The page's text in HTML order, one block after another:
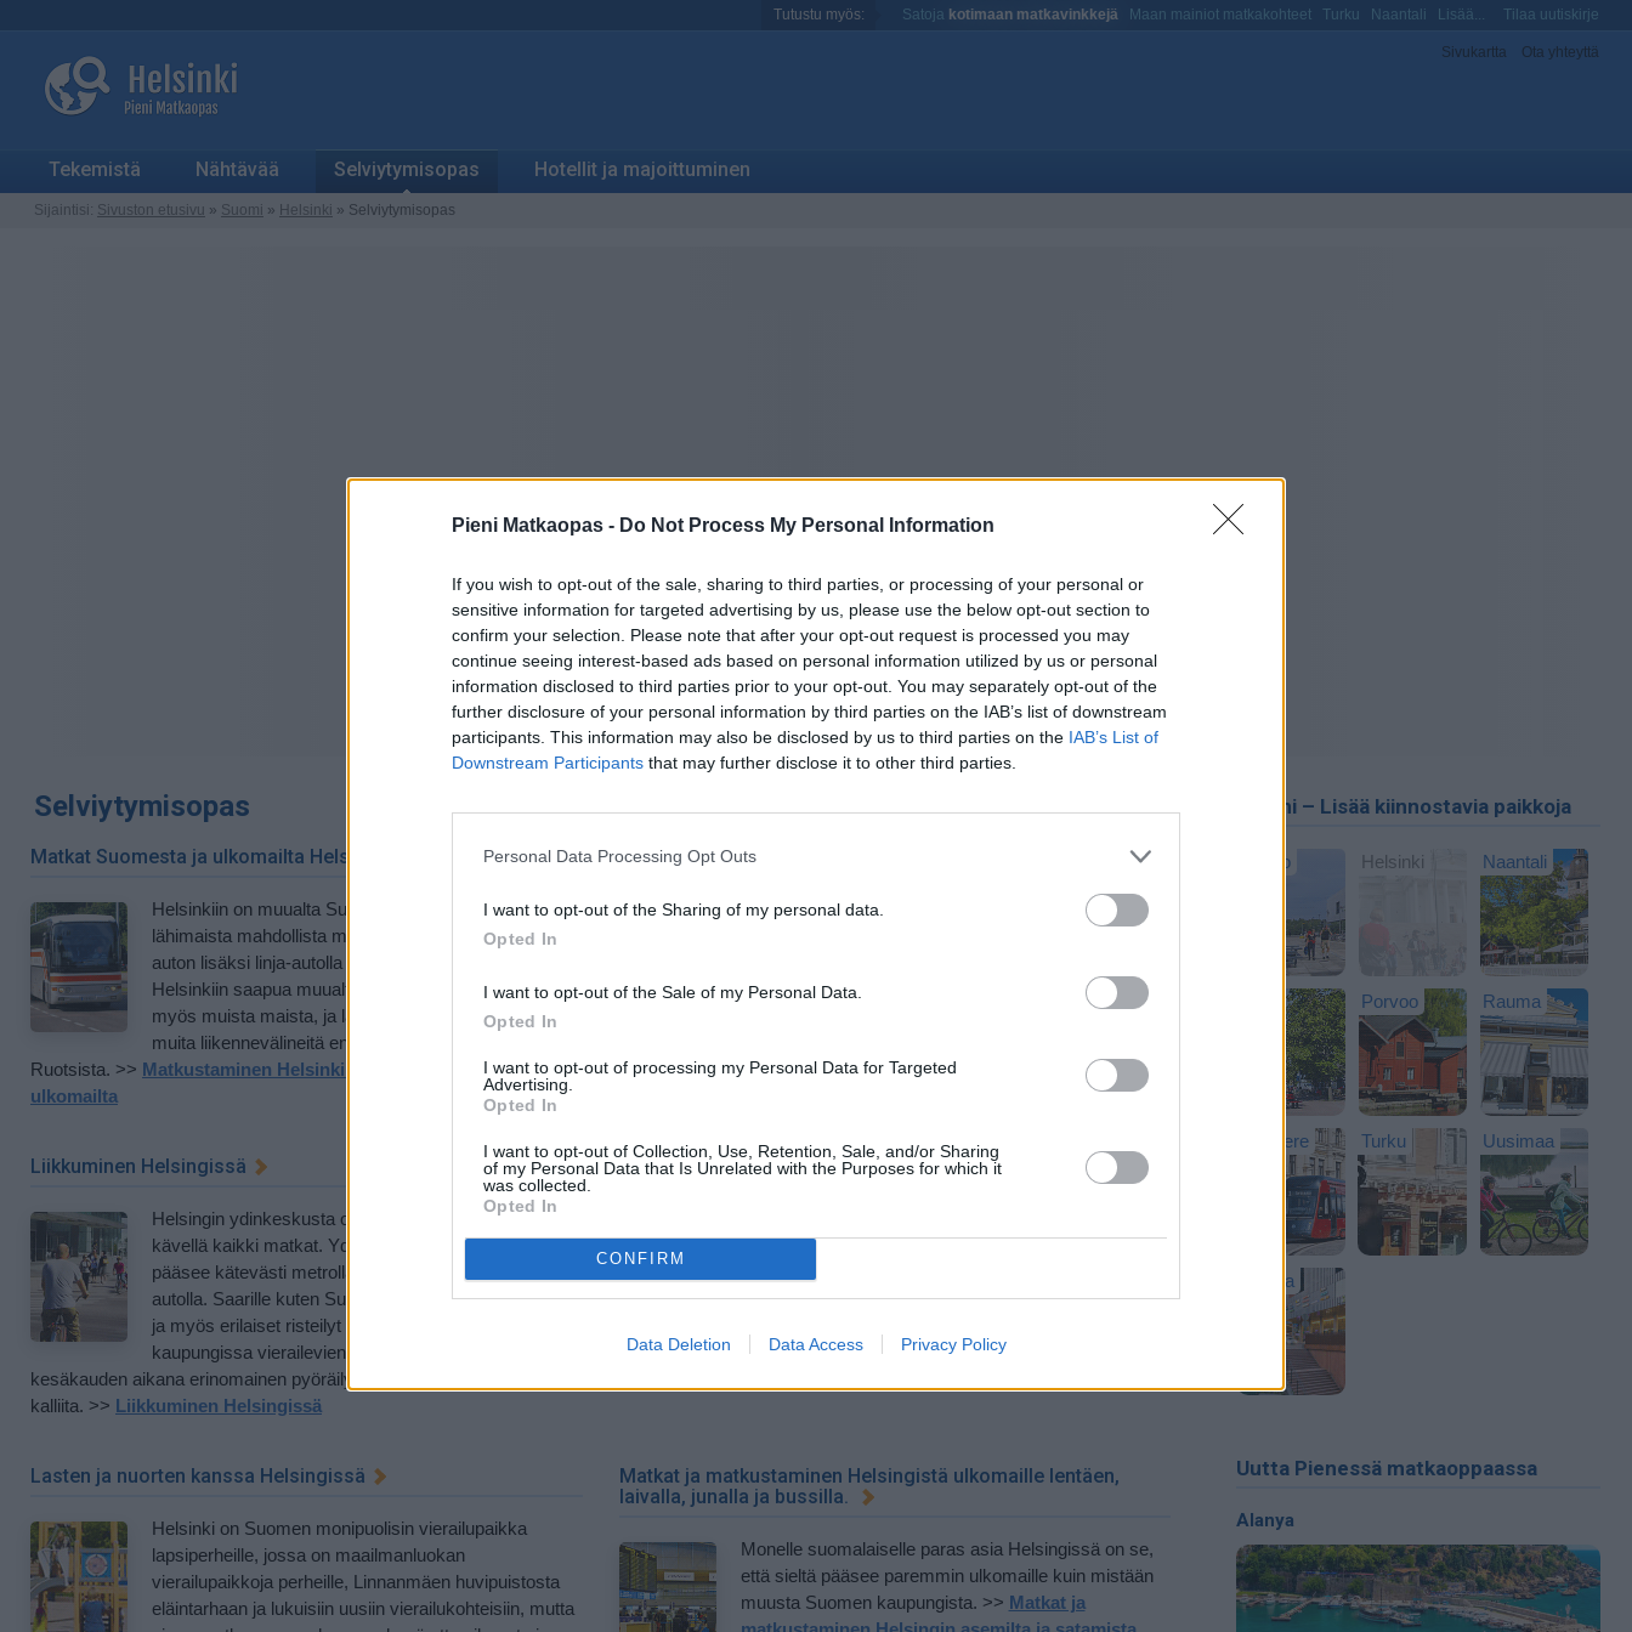
Pieni Matkaopas - Do Not Process My Personal Information
If you wish to opt-out of the sale, sharing to third parties, or processing of your personal or
sensitive information for targeted advertising by us, please use the below opt-out section to
confirm your selection. Please note that after your opt-out request is processed you may
continue seeing interest-based ads based on personal information utilized by us or personal
information disclosed to third parties prior to your opt-out. You may separately opt-out of the
further disclosure of your personal information by third parties on the IAB’s list of downstream
participants. This information may also be disclosed by us to third parties on the IAB’s List of
Downstream Participants that may further disclose it to other third parties.
Personal Data Processing Opt Outs
I want to opt-out of the Sharing of my personal data.
Opted In
I want to opt-out of the Sale of my Personal Data.
Opted In
I want to opt-out of processing my Personal Data for Targeted
Advertising.
Opted In
I want to opt-out of Collection, Use, Retention, Sale, and/or Sharing
of my Personal Data that Is Unrelated with the Purposes for which it
was collected.
Opted In
CONFIRM
Data Deletion Data Access Privacy Policy
Tutustu myös: Satoja kotimaan matkavinkkejä Maan mainiot matkakohteet Turku Naantali Lisää... Tilaa uutiskirje
Sivukartta Ota yhteyttä
Tekemistä Nähtävää Selviytymisopas Hotellit ja majoittuminen
Sijaintisi: Sivuston etusivu » Suomi » Helsinki » Selviytymisopas
Suomi – Lisää kiinnostavia paikkoja
Espoo Helsinki Naantali
Porvoo Rauma
Tampere Turku Uusimaa
Vantaa
Uutta Pienessä matkaoppaassa
Alanya
Selviytymisopas
Matkat Suomesta ja ulkomailta Helsinkiin
Helsinkiin on muualta Suomesta ja myös joistain
lähimaista mahdollista matkustaa parhaiten oman
auton lisäksi linja-autolla ja rautateitse. Lentämällä voi
Helsinkiin saapua muualta Suomesta kuten tietysti
myös muista maista, ja laivalla Suomeen siirrytään
muita liikennevälineitä enemmän paitsi Virosta myös
Ruotsista. >> Matkustaminen Helsinkiin muualta Suomesta ja
ulkomailta
Saapuminen Helsinkiin ja kulkeminen asemilta eteenpäin
Linja-autoasema ja rautatieasema ovat lähes
olevat terminaalit ja nykyään myös Vuosaaressa
oleva terminaali. Lentoasemalta voi siirtyä nopeasti ja
moneen muuhun kaupunginosaan. >>Saapuminen Helsinkiin ja
Liikkuminen Helsingissä
Helsingin ydinkeskusta on pieni paikka, jossa voi
kävellä kaikki matkat. Ydinkeskustasta muualle
pääsee kätevästi metrolla, raitiovaunulla ja linja-
autolla. Saarille kuten Suomenlinnaan kulkee lauttoja,
ja myös erilaiset risteilyt ovat kesäkautena
kaupungissa vierailevien suosiossa. Helsinki on
kesäkauden aikana erinomainen pyöräilykaupunki. Taksikyydit ovat
kalliita. >> Liikkuminen Helsingissä
Sää, ilmasto ja parhaat matkustusajat
syyskuun loppuun, ja parhaimmillaan myös helmikuu
matkustaa kaupunkiin. Eniten turisteja kaupunkiin
kesäkuun alusta elokuun puoliväliin. >>
Lasten ja nuorten kanssa Helsingissä
Helsinki on Suomen monipuolisin vierailupaikka
lapsiperheille, jossa on maailmanluokan
vierailupaikkoja perheille, Linnanmäen huvipuistosta
eläintarhaan ja lukuisiin uusiin vierailukohteisiin, mutta
Matkat ja matkustaminen Helsingistä ulkomaille lentäen,
laivalla, junalla ja bussilla.
Monelle suomalaiselle paras asia Helsingissä on se,
että sieltä pääsee paremmin ulkomaille kuin mistään
muusta Suomen kaupungista. >> Matkat ja